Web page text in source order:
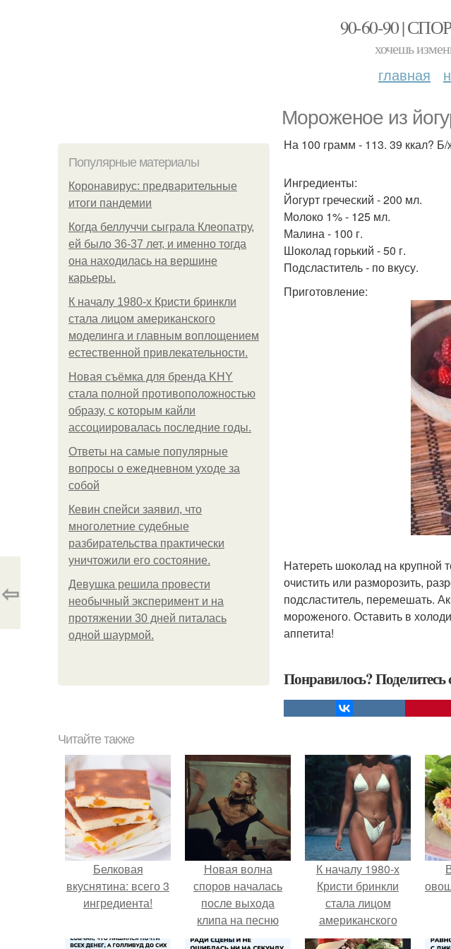
90-60-90 |
хочешь
главная
Мороженое из
Популярные материалы
Коронавирус: предварительные
итоги пандемии
Когда беллуччи сыграла Клеопатру,
ей было 36-37 лет, и именно тогда
она находилась на вершине
карьеры.
К началу 1980-х Кристи бринкли
стала лицом американского
моделинга и главным воплощением
естественной привлекательности.
Новая съёмка для бренда KHY
стала полной противоположностью
образу, с которым кайли
ассоциировалась последние годы.
Ответы на самые популярные
вопросы о ежедневном уходе за
собой
Кевин спейси заявил, что
многолетние судебные
разбирательства практически
уничтожили его состояние.
Девушка решила провести
необычный эксперимент и на
протяжении 30 дней питалась
одной шаурмой.
На 100 грамм - 113. 39 ккал?
Ингредиенты:
Йогурт греческий - 200 мл.
Молоко 1% - 125 мл.
Малина - 100 г.
Шоколад горький - 50 г.
Подсластитель - по вкусу.
Приготовление:
Натереть шоколад на крупной
очистить или разморозить,
подсластитель, перемешать.
мороженого. Оставить в
аппетита!
Понравилось? Поделитесь
⇦
Читайте также
Белковая
вкуснятина: всего 3
ингредиента!
Новая волна
споров началась
после выхода
клипа на песню
Petal.
К началу 1980-х
Кристи бринкли
стала лицом
американского
моделинга и